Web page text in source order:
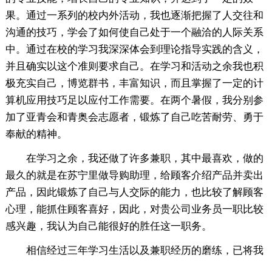
果。通过一系列的校内外活动，我也逐渐把握了人交往和
沟通的技巧，学会了如何使自己处于一个融洽的人际关系
中。通过在校的学习我深深体会到理论指导实践的含义，
并且确实以这个准则要求自己。在学习和活动之余我也积
极充实自己，博览群书，丰富知识，而且掌握了一定的计
算机应用技巧足以应付工作需要。在两个暑假，我分别参
加了亚青会和青奥会志愿者，锻炼了自己吃苦耐劳、勇于
奉献的精神。
在学习之余，我还做了许多兼职，其中最喜欢，做的
最久的就是在苏宁里做导购助理，给顾客介绍产品并卖出
产品，因此锻炼了自己与人交际的能力，也比较了解顾客
心理，能抓住顾客喜好，因此，对贵公司业务员一职比较
感兴趣，我认为自己能很好的胜任这一职务。
相信经过三年学习生活以及兼职经历的磨练，已将我